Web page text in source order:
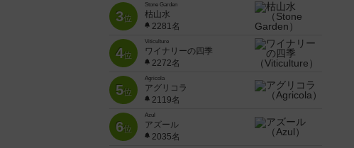
3位
Stone Garden
枯山水
2281名
4位
Viticulture
ワイナリーの四季
2272名
5位
Agricola
アグリコラ
2119名
6位
Azul
アズール
2035名